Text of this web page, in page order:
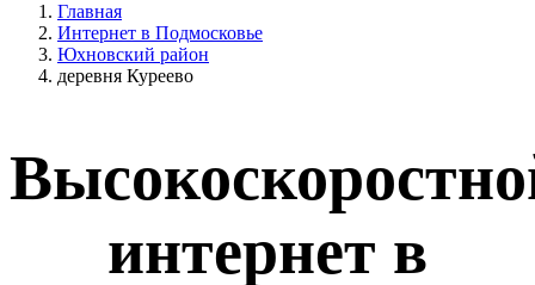
Главная
Интернет в Подмосковье
Юхновский район
деревня Куреево
интернет в